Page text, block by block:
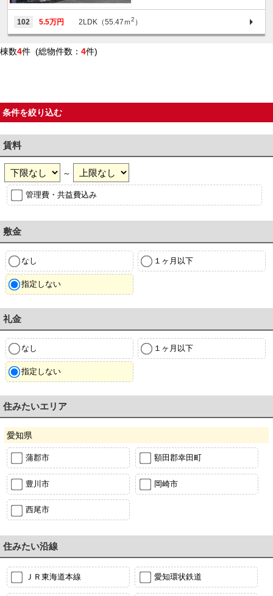
102 5.5万円 2LDK（55.47ｍ2 ）
棟数4件 (総物件数： 4件)
条件を絞り込む
賃料
～
管理費・共益費込み
敷金
なし １ヶ月以下
指定しない
礼金
なし １ヶ月以下
指定しない
住みたいエリア
愛知県
蒲郡市 額田郡幸田町
豊川市 岡崎市
西尾市
住みたい沿線
ＪＲ東海道本線 愛知環状鉄道